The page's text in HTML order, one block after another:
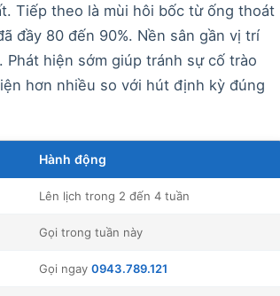
Tiếp theo là mùi hôi bốc từ ống thoát
đầy 80 đến 90%. Nền sân gần vị trí
hiện sớm giúp tránh sự cố trào
hơn nhiều so với hút định kỳ đúng
Hành động
Lên lịch trong 2 đến 4 tuần
Gọi trong tuần này
Gọi ngay 0943.789.121